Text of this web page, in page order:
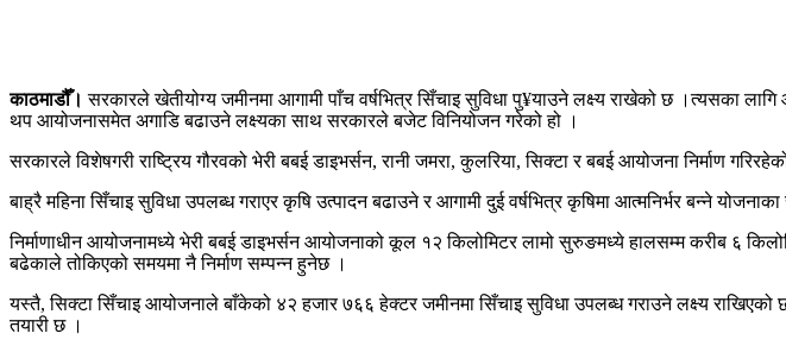
काठमाडौँ। सरकारले खेतीयोग्य जमीनमा आगामी पाँच वर्षभित्र सिँचाइ सुविधा पु¥याउने लक्ष्य राखेको छ ।त्यसका
थप आयोजनासमेत अगाडि बढाउने लक्ष्यका साथ सरकारले बजेट विनियोजन गरेको हो ।
सरकारले विशेषगरी राष्ट्रिय गौरवको भेरी बबई डाइभर्सन, रानी जमरा, कुलरिया, सिक्टा र बबई आयोजना निर्माण
बाह्रै महिना सिँचाइ सुविधा उपलब्ध गराएर कृषि उत्पादन बढाउने र आगामी दुई वर्षभित्र कृषिमा आत्मनिर्भर बन्ने
निर्माणाधीन आयोजनामध्ये भेरी बबई डाइभर्सन आयोजनाको कूल १२ किलोमिटर लामो सुरुङमध्ये हालसम्म करीब ६
बढेकाले तोकिएको समयमा नै निर्माण सम्पन्न हुनेछ ।
यस्तै, सिक्टा सिँचाइ आयोजनाले बाँकेको ४२ हजार ७६६ हेक्टर जमीनमा सिँचाइ सुविधा उपलब्ध गराउने लक्ष्य
तयारी छ ।